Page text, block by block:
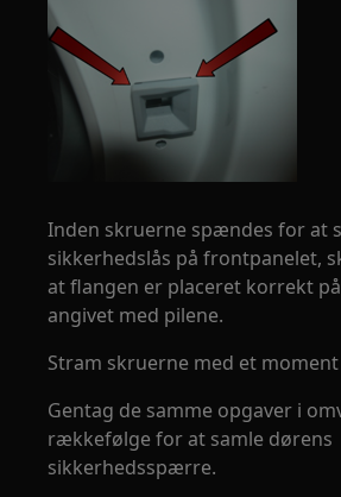
Inden skruerne spændes for at
sikkerhedslås på frontpanelet,
at flangen er placeret korrekt
angivet med pilene.
Stram skruerne med et moment
Gentag de samme opgaver i
rækkefølge for at samle dørens
sikkerhedsspærre.